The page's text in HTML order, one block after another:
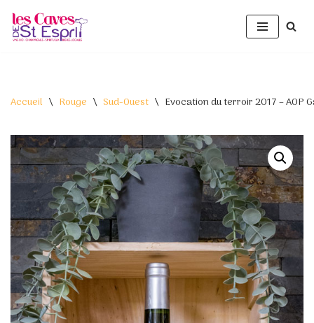
Aller
Accueil \ Rouge \ Sud-Ouest \ Evocation du terroir 2017 – AOP